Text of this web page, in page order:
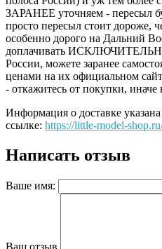
ЗАРАНЕЕ уточняем - пересыл
просто пересыл стоит дороже,
особенно дорого на Дальний
доплачивать
России, можете заранее
ценами на их официальном
- откажитесь от покупки, иначе
Информация о доставке
ссылке: https://little-model-
Написать отзыв
Ваше имя:
Ваш отзыв